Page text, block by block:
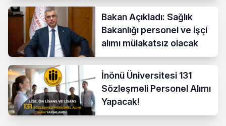
Bakan Açıkladı: Sağlık
Bakanlığı personel ve işçi
alımı mülakatsız olacak
İnönü Üniversitesi 131
Sözleşmeli Personel Alımı
Yapacak!